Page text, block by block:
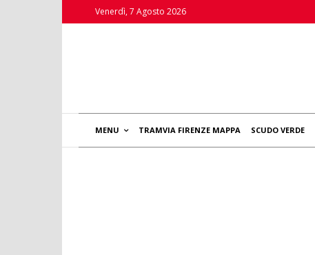
Venerdì, 7 Agosto 2026
MENU TRAMVIA FIRENZE MAPPA SCUDO VERDE